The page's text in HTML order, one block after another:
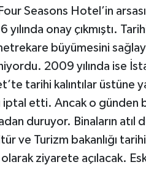
Seasons Hotel’in
yılında onay çıkmıştı.
büyümesini
2009 yılında ise
tarihi kalıntılar üstüne
iptal etti. Ancak o
duruyor. Binaların atıl
ve Turizm bakanlığı
ziyarete açılacak.